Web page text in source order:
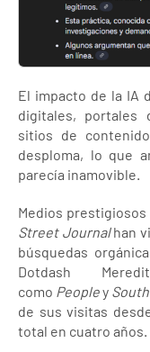
El impacto de la IA
digitales, portales
sitios de
desploma, lo que
parecía inamovible.
Medios prestigiosos
Street Journal han
búsquedas
Dotdash
como Peopley
de sus visitas
total en cuatro años.